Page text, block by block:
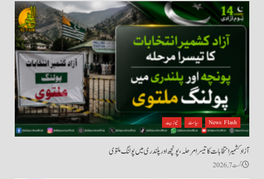
News Flash سیاست نیوز بیٹ
آزاد کشمیر انتخابات کا تیسرا مرحلہ، پونچھ اور پلندری میں پولنگ ملتوی
اگست 7, 2026